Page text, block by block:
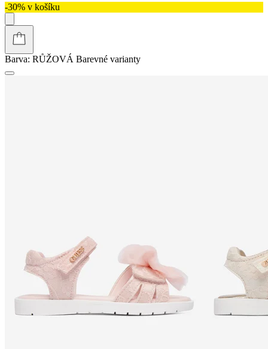
-30% v košíku
Barva: RŮŽOVÁ Barevné varianty